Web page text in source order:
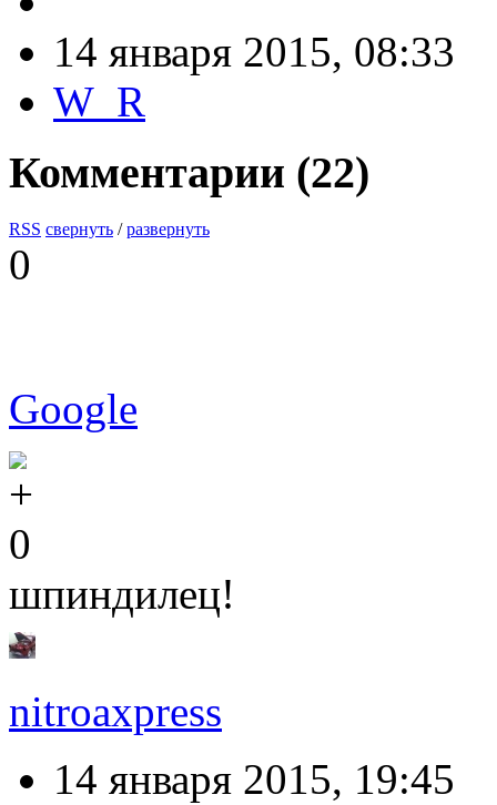
14 января 2015, 08:33
W_R
Комментарии (22)
RSS свернуть /развернуть
0
Google
0
шпиндилец!
nitroaxpress
14 января 2015, 19:45